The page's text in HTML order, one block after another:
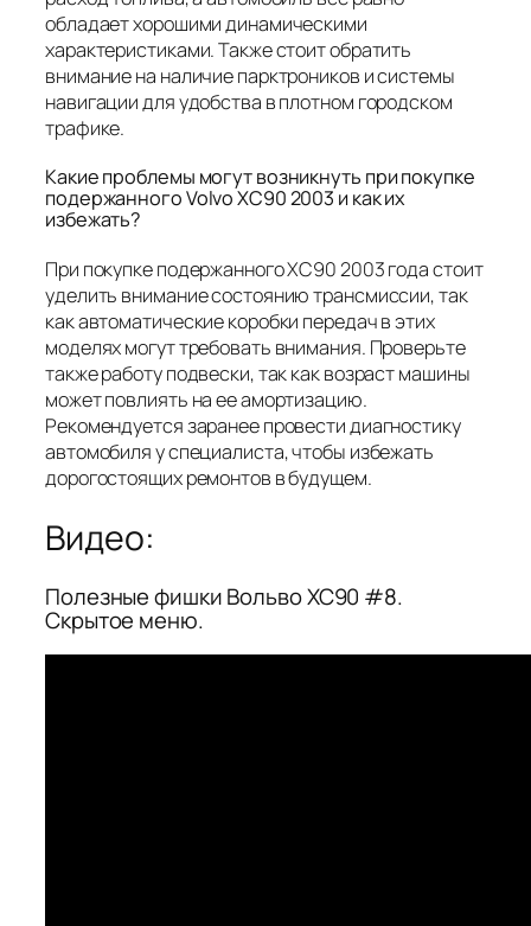
обладает хорошими динамическими
характеристиками. Также стоит обратить
внимание на наличие парктроников и системы
навигации для удобства в плотном городском
трафике.
Какие проблемы могут возникнуть при покупке
подержанного Volvo XC90 2003 и как их
избежать?
При покупке подержанного XC90 2003 года стоит
уделить внимание состоянию трансмиссии, так
как автоматические коробки передач в этих
моделях могут требовать внимания. Проверьте
также работу подвески, так как возраст машины
может повлиять на ее амортизацию.
Рекомендуется заранее провести диагностику
автомобиля у специалиста, чтобы избежать
дорогостоящих ремонтов в будущем.
Видео:
Полезные фишки Вольво XC90 #8.
Скрытое меню.